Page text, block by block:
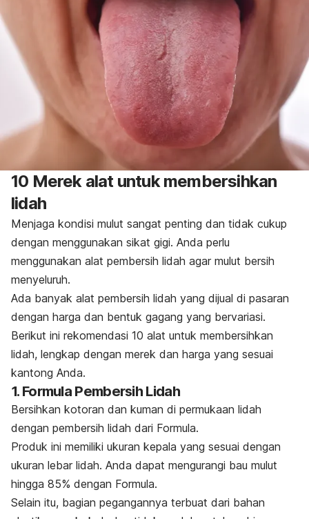
10 Merek alat untuk membersihkan
lidah
Menjaga kondisi mulut sangat penting dan tidak cukup
dengan menggunakan sikat gigi. Anda perlu
menggunakan alat pembersih lidah agar mulut bersih
menyeluruh.
Ada banyak alat pembersih lidah yang dijual di pasaran
dengan harga dan bentuk gagang yang bervariasi.
Berikut ini rekomendasi 10 alat untuk membersihkan
lidah, lengkap dengan merek dan harga yang sesuai
kantong Anda.
1. Formula Pembersih Lidah
Bersihkan kotoran dan kuman di permukaan lidah
dengan pembersih lidah dari Formula.
Produk ini memiliki ukuran kepala yang sesuai dengan
ukuran lebar lidah. Anda dapat mengurangi bau mulut
hingga 85% dengan Formula.
Selain itu, bagian pegangannya terbuat dari bahan